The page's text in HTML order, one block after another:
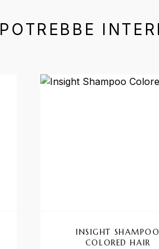
POTREBBE
INSIGHT SHAMPOO
COLORED HAIR